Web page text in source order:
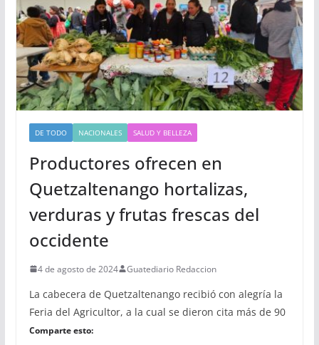
DE TODO NACIONALES SALUD Y BELLEZA
Productores ofrecen en
Quetzaltenango hortalizas,
verduras y frutas frescas del
occidente
4 de agosto de 2024 Guatediario Redaccion
La cabecera de Quetzaltenango recibió con alegría la
Feria del Agricultor, a la cual se dieron cita más de 90
Comparte esto: